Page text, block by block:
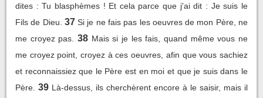
dites : Tu blasphèmes ! Et cela parce que j'ai dit : Je suis le
Fils de Dieu. 37 Si je ne fais pas les oeuvres de mon Père, ne
me croyez pas.
38 Mais si je les fais, quand même vous ne
me croyez point, croyez à ces oeuvres, afin que vous sachiez
et reconnaissiez que le Père est en moi et que je suis dans le
Père. 39 Là-dessus, ils cherchèrent encore à le saisir, mais il